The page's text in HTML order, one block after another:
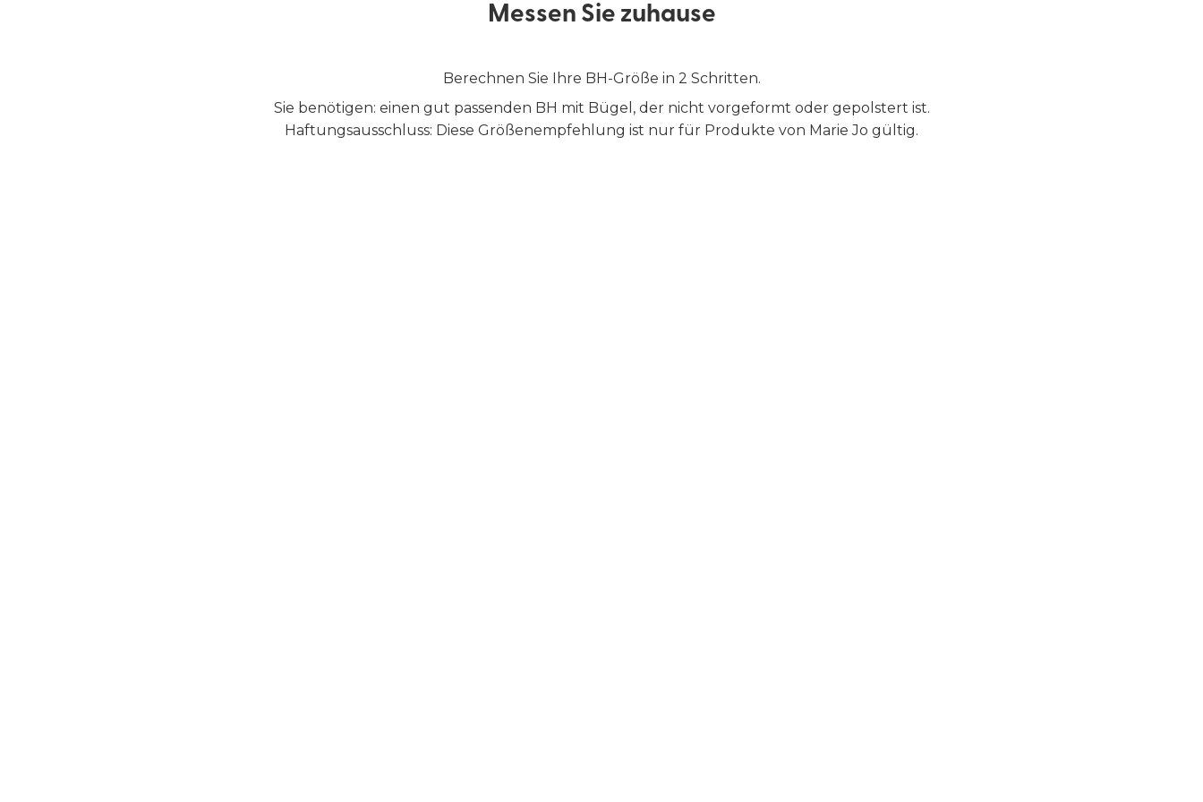
Messen Sie zuhause
Berechnen Sie Ihre BH-Größe in 2 Schritten.
Sie benötigen: einen gut passenden BH mit Bügel, der nicht vorgeformt oder gepolstert ist.
Haftungsausschluss: Diese Größenempfehlung ist nur für Produkte von Marie Jo gültig.